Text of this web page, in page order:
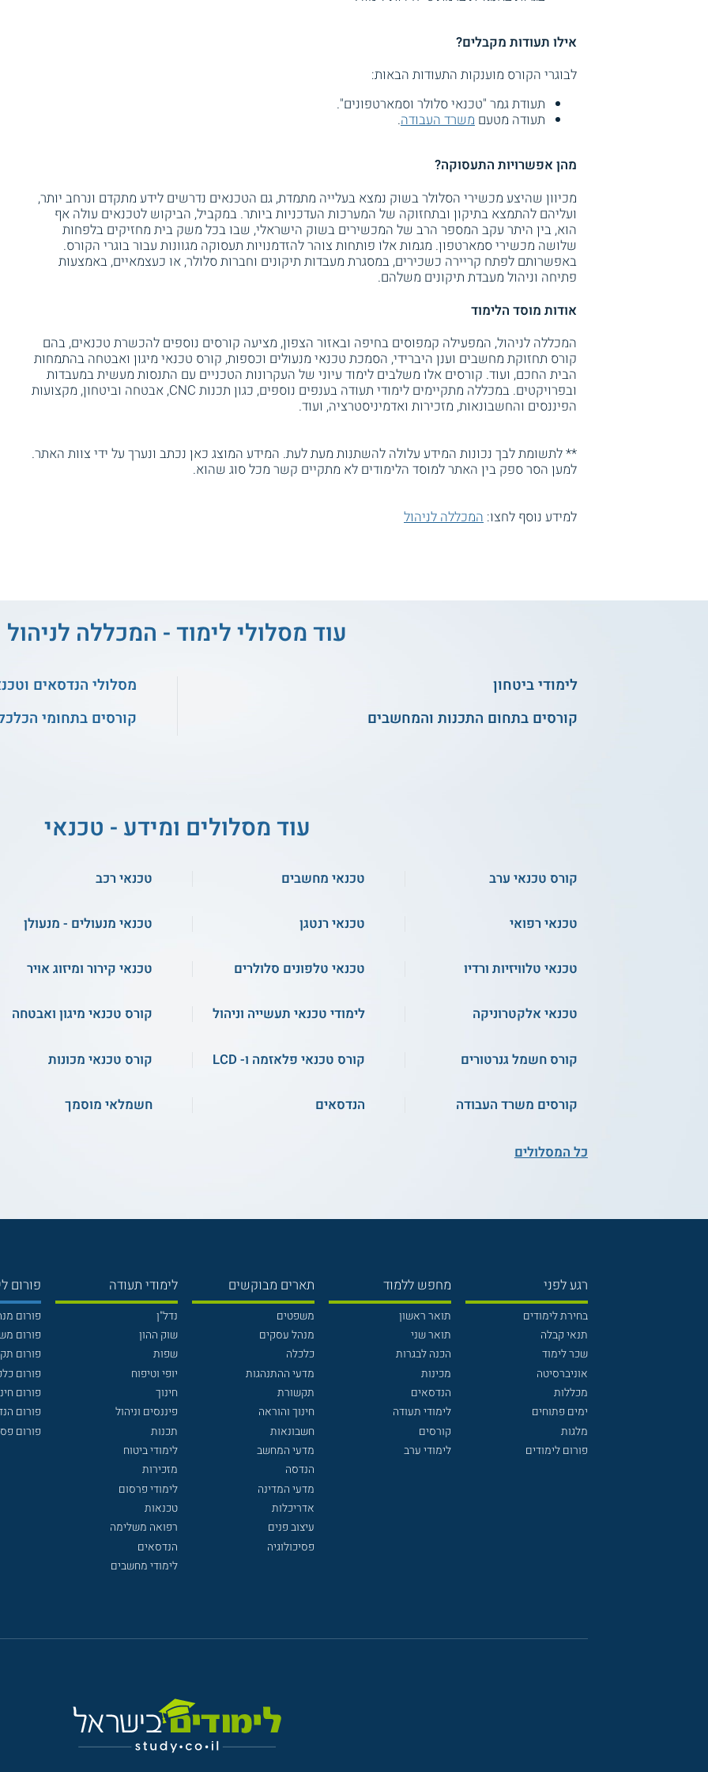
אילו תעודות מקבלים?
לבוגרי הקורס מוענקות התעודות הבאות:
תעודת גמר "טכנאי סלולר וסמארטפונים".
תעודה מטעם משרד העבודה.
מהן אפשרויות התעסוקה?
מכיוון שהיצע מכשירי הסלולר בשוק נמצא בעלייה מתמדת, גם הטכנאים נדרשים לידע מתקדם ונרחב יותר,
ועליהם להתמצא בתיקון ובתחזוקה של המערכות העדכניות ביותר. במקביל, הביקוש לטכנאים עולה אף
הוא, בין היתר עקב המספר הרב של המכשירים בשוק הישראלי, שבו בכל משק בית מחזיקים בלפחות
שלושה מכשירי סמארטפון. מגמות אלו פותחות צוהר להזדמנויות תעסוקה מגוונות עבור בוגרי הקורס.
באפשרותם לפתח קריירה כשכירים, במסגרת מעבדות תיקונים וחברות סלולר, או כעצמאיים, באמצעות
פתיחה וניהול מעבדת תיקונים משלהם.
אודות מוסד הלימוד
המכללה לניהול, המפעילה קמפוסים בחיפה ובאזור הצפון, מציעה קורסים נוספים להכשרת טכנאים, בהם
קורס תחזוקת מחשבים וענן היברידי, הסמכת טכנאי מנעולים וכספות, קורס טכנאי מיגון ואבטחה בהתמחות
הבית החכם, ועוד. קורסים אלו משלבים לימוד עיוני של העקרונות הטכניים עם התנסות מעשית במעבדות
ובפרויקטים. במכללה מתקיימים לימודי תעודה בענפים נוספים, כגון תכנות CNC, אבטחה וביטחון, מקצועות
הפיננסים והחשבונאות, מזכירות ואדמיניסטרציה, ועוד.
** לתשומת לבך נכונות המידע עלולה להשתנות מעת לעת. המידע המוצג כאן נכתב ונערך על ידי צוות האתר.
למען הסר ספק בין האתר למוסד הלימודים לא מתקיים קשר מכל סוג שהוא.
למידע נוסף לחצו: המכללה לניהול
עוד מסלולי לימוד - המכללה לניהול
לימודי ביטחון
קורסים בתחום התכנות והמחשבים
מסלולי הנדסאים
קורסים בתחומי
עוד מסלולים ומידע - טכנאי
קורס טכנאי ערב טכנאי מחשבים טכנאי רכב
טכנאי רפואי טכנאי רנטגן טכנאי מנעולים - מנעולן
טכנאי טלוויזיות ורדיו טכנאי טלפונים סלולרים טכנאי קירור ומיזוג אויר
טכנאי אלקטרוניקה לימודי טכנאי תעשייה וניהול קורס טכנאי מיגון ואבטחה
קורס חשמל גנרטורים קורס טכנאי פלאזמה ו- LCD קורס טכנאי מכונות
קורסים משרד העבודה הנדסאים חשמלאי מוסמך
כל המסלולים
רגע לפני
בחירת לימודים
תנאי קבלה
שכר לימוד
אוניברסיטה
מכללות
ימים פתוחים
מלגות
פורום לימודים
מחפש ללמוד
תואר ראשון
תואר שני
הכנה לבגרות
מכינות
הנדסאים
לימודי תעודה
קורסים
לימודי ערב
תארים מבוקשים
משפטים
מנהל עסקים
כלכלה
מדעי ההתנהגות
תקשורת
חינוך והוראה
חשבונאות
מדעי המחשב
הנדסה
מדעי המדינה
אדריכלות
עיצוב פנים
פסיכולוגיה
לימודי תעודה
נדל"ן
שוק ההון
שפות
יופי וטיפוח
חינוך
פיננסים וניהול
תכנות
לימודי ביטוח
מזכירות
לימודי פרסום
טכנאות
רפואה משלימה
הנדסאים
לימודי מחשבים
פורום
פורום
פורום
פורום
פורום
פורום
פורום
פורום